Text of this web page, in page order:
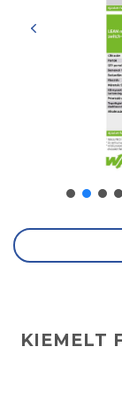
KIEMELT